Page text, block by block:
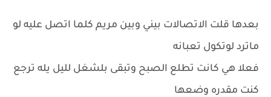
بعدها قلت الاتصالات بيني وبين مريم كلما اتصل عليه لو
ماترد لوتكول تعبانه
فعلا هي كانت تطلع الصبح وتبقى بلشغل لليل يله ترجع
كنت مقدره وضعها